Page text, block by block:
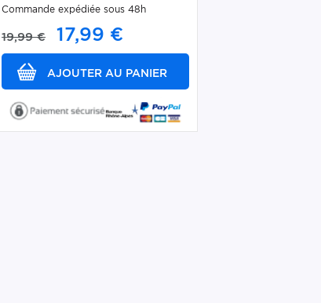
Commande expédiée sous 48h
19,99 € 17,99 €